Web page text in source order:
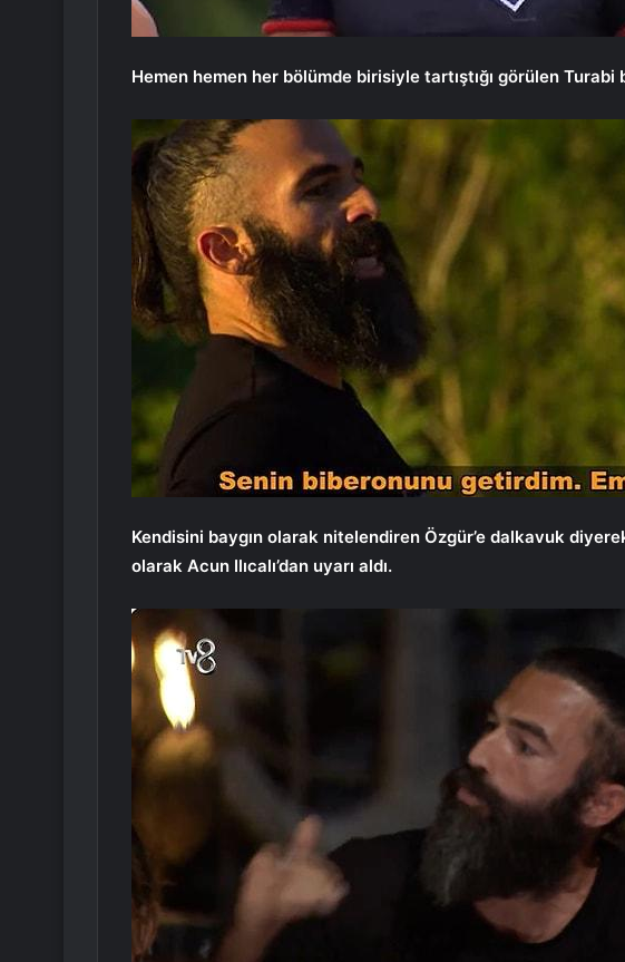
Hemen hemen her bölümde birisiyle tartıştığı görülen
Kendisini baygın olarak nitelendiren Özgür’e dalkavuk
olarak Acun Ilıcalı’dan uyarı aldı.